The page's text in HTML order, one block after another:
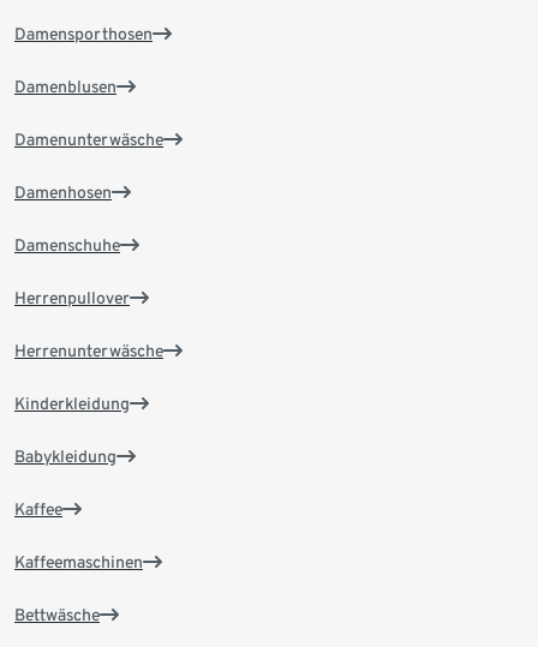
Damensporthosen
Damenblusen
Damenunterwäsche
Damenhosen
Damenschuhe
Herrenpullover
Herrenunterwäsche
Kinderkleidung
Babykleidung
Kaffee
Kaffeemaschinen
Bettwäsche